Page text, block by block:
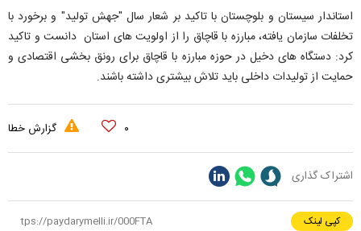
استاندار سیستان و بلوچستان با تاکید بر شعار سال "جهش تولید" و برخورد با
تخلفات سازمان یافته، مبارزه با قاچاق را از اولویت های استان دانست و تاکید
کرد: دستگاه های دخیل در حوزه مبارزه با قاچاق برای رونق بخشی اقتصادی و
حمایت از تولیدات داخلی باید تلاش بیشتری داشته باشند.
۰ گزارش خطا
اشتراک گذاری
کپی لینک